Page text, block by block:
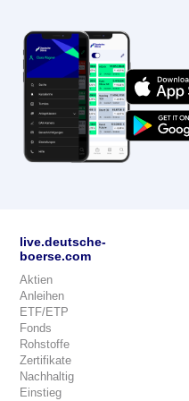
live.deutsche-
boerse.com
Aktien
Anleihen
ETF/ETP
Fonds
Rohstoffe
Zertifikate
Nachhaltig
Einstieg